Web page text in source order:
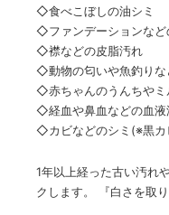
◇食べこぼしの油シミ
◇ファンデーションなど
◇襟などの皮脂汚れ
◇動物の匂いや魚釣りな
◇赤ちゃんのうんちやミ
◇経血や鼻血などの血液
◇カビなどのシミ(※黒カ
1年以上経った古い汚れ
クします。 『白さを取